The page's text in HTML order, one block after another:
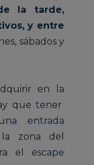
la tarde,
y entre
sábados y
en la
que tener
entrada
zona del
el escape